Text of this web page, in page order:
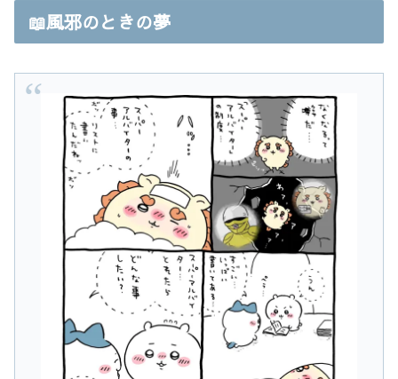
📖風邪のときの夢